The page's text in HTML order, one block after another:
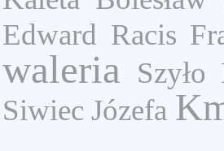
Edward Racis
waleria Szyło
Siwiec Józefa